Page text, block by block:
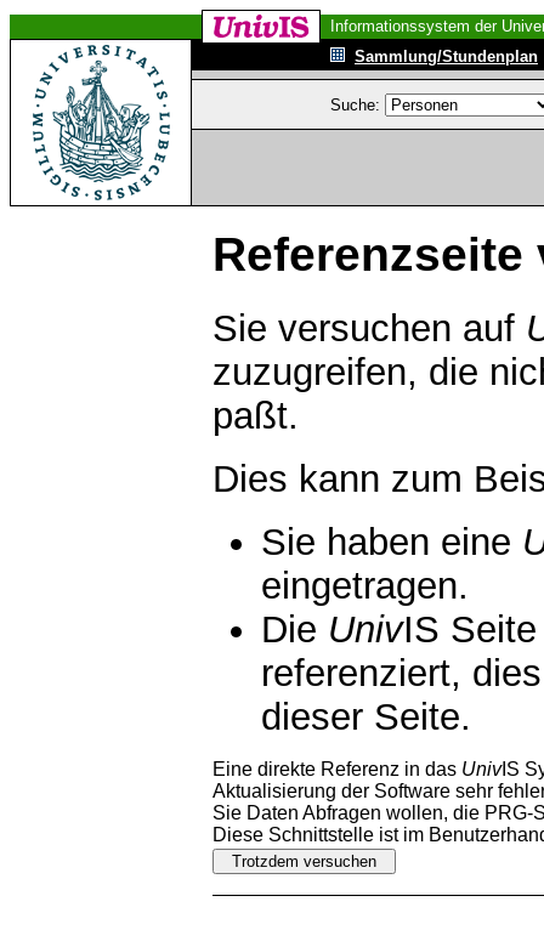
Informationssystem der
Sammlung/Stundenplan
Suche:
Referenzseite
Sie versuchen auf
zuzugreifen, die
paßt.
Dies kann zum
Sie haben eine
eingetragen.
Die UnivIS
referenziert,
dieser Seite.
Eine direkte Referenz in das UnivIS
Aktualisierung der Software sehr
Sie Daten Abfragen wollen, die PRG-
Diese Schnittstelle ist im